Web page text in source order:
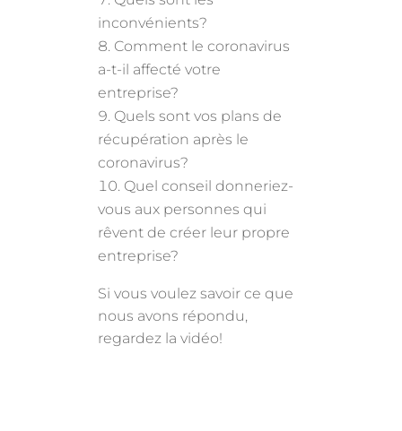
inconvénients?
Comment le coronavirus
a-t-il affecté votre
entreprise?
Quels sont vos plans de
récupération après le
coronavirus?
Quel conseil donneriez-
vous aux personnes qui
rêvent de créer leur propre
entreprise?
Si vous voulez savoir ce que
nous avons répondu,
regardez la vidéo!